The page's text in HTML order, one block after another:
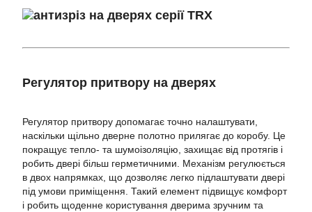
Регулятор притвору на дверях
Регулятор притвору допомагає точно налаштувати,
наскільки щільно дверне полотно прилягає до коробу. Це
покращує тепло- та шумоізоляцію, захищає від протягів і
робить двері більш герметичними. Механізм регулюється
в двох напрямках, що дозволяє легко підлаштувати двері
під умови приміщення. Такий елемент підвищує комфорт
і робить щоденне користування дверима зручним та